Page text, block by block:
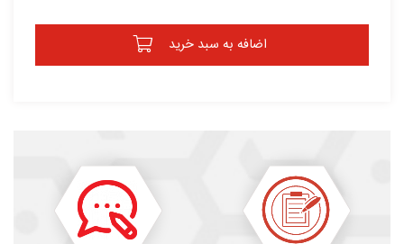
اضافه به سبد خرید